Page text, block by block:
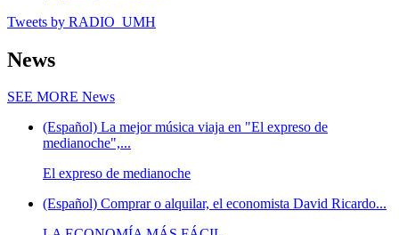
Tweets by RADIO_UMH
News
SEE MORE News
(Español) La mejor música viaja en "El expreso de
medianoche",...
El expreso de medianoche
(Español) Comprar o alquilar, el economista David Ricardo...